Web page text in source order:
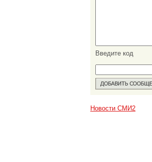
Введите код
Новости СМИ2